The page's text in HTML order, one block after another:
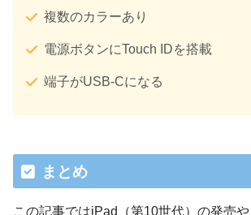
複数のカラーあり
電源ボタンにTouch IDを搭載
端子がUSB-Cになる
まとめ
この記事ではiPad（第10世代）の発売